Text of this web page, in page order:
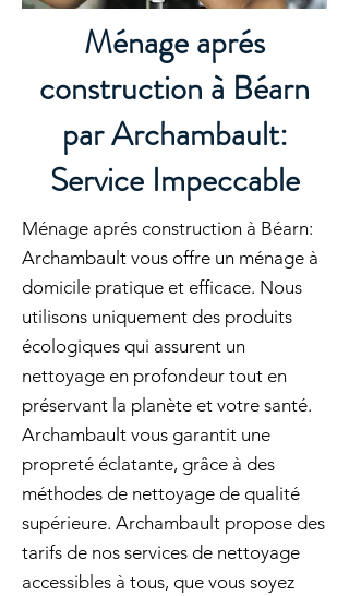
Ménage aprés
construction à Béarn
par Archambault:
Service Impeccable
Ménage aprés construction à Béarn:
Archambault vous offre un ménage à
domicile pratique et efficace. Nous
utilisons uniquement des produits
écologiques qui assurent un
nettoyage en profondeur tout en
préservant la planète et votre santé.
Archambault vous garantit une
propreté éclatante, grâce à des
méthodes de nettoyage de qualité
supérieure. Archambault propose des
tarifs de nos services de nettoyage
accessibles à tous, que vous soyez